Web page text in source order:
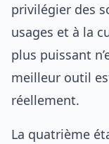
privilégier des
usages et à la
plus puissant
meilleur outil
réellement.
La quatrième